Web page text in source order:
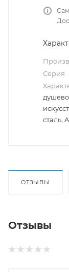
Серия
сталь,
ОТЗЫВЫ
Отзывы